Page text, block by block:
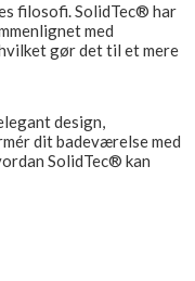
filosofi. SolidTec® har
med
gør det til et mere
design,
dit badeværelse med
SolidTec® kan